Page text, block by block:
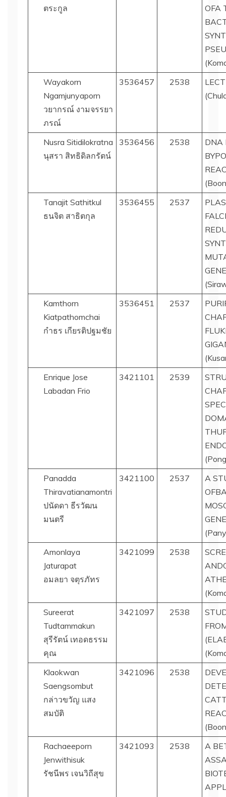
ตระกูล
OFA
Wayakorn
Ngamjunyaporn
วยากรณ์ งามจรรยา
ภรณ์
3536457 2538
Nusra Sitidilokratna
นุสรา สิทธิดิลกรัตน์
3536456 2538
DNA
Tanajit Sathitkul
ธนจิต สาธิตกุล
3536455 2537
Kamthorn
Kiatpathomchai
กำธร เกียรติปฐมชัย
3536451 2537
Enrique Jose
Labadan Frio
3421101 2539
Panadda
Thiravatianamontri
ปนัดดา ธีรวัฒน
มนตรี
3421100 2537
A
Amonlaya
Jaturapat
อมลยา จตุรภัทร
3421099 2538
Sureerat
Tudtammakun
สุรีรัตน์ เทอดธรรม
คุณ
3421097 2538
Klaokwan
Saengsombut
กล่าวขวัญ แสง
สมบัติ
3421096 2538
Rachaeeporn
Jenwithisuk
รัชนีพร เจนวิถีสุข
3421093 2538
A